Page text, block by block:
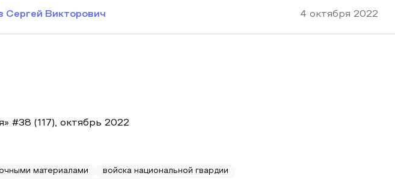
Сергей Викторович 4 октября 2022
#38 (117), октябрь 2022
материалами
войска национальной гвардии